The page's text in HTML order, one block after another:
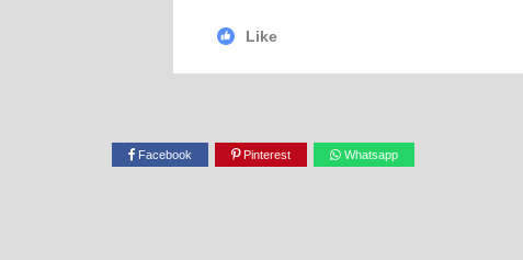
Like
Facebook Pinterest Whatsapp